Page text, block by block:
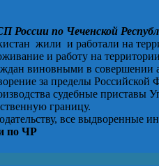
по Чеченской
жили и работали на
и работу на
виновными в
за пределы Российской
судебные
границу.
все выдворенные
по ЧР